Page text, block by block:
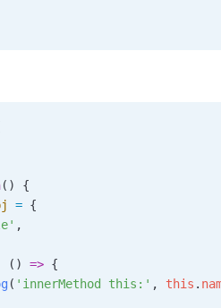
() {
= {
,
() => {
( 'innerMethod this:' , this .